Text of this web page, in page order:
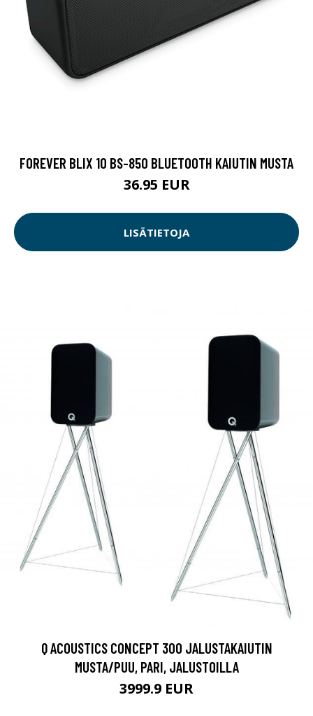
FOREVER BLIX 10 BS-850 BLUETOOTH KAIUTIN MUSTA
36.95 EUR
LISÄTIETOJA
Q ACOUSTICS CONCEPT 300 JALUSTAKAIUTIN
MUSTA/PUU, PARI, JALUSTOILLA
3999.9 EUR